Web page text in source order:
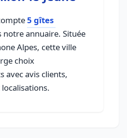
5 gîtes
notre annuaire. Située
Alpes, cette ville
choix
avec avis clients,